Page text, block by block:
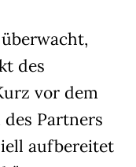
des
vor dem
Partners
aufbereitet